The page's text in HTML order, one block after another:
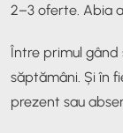
2–3 oferte. Abia
Între primul gând
săptămâni. Și în
prezent sau